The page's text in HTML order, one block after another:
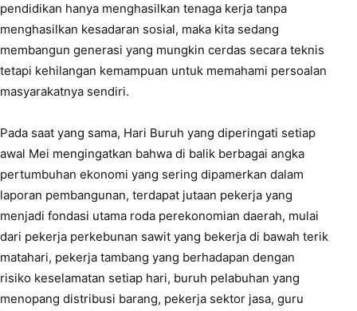
pendidikan hanya menghasilkan tenaga kerja tanpa
menghasilkan kesadaran sosial, maka kita sedang
membangun generasi yang mungkin cerdas secara teknis
tetapi kehilangan kemampuan untuk memahami persoalan
masyarakatnya sendiri.
Pada saat yang sama, Hari Buruh yang diperingati setiap
awal Mei mengingatkan bahwa di balik berbagai angka
pertumbuhan ekonomi yang sering dipamerkan dalam
laporan pembangunan, terdapat jutaan pekerja yang
menjadi fondasi utama roda perekonomian daerah, mulai
dari pekerja perkebunan sawit yang bekerja di bawah terik
matahari, pekerja tambang yang berhadapan dengan
risiko keselamatan setiap hari, buruh pelabuhan yang
menopang distribusi barang, pekerja sektor jasa, guru